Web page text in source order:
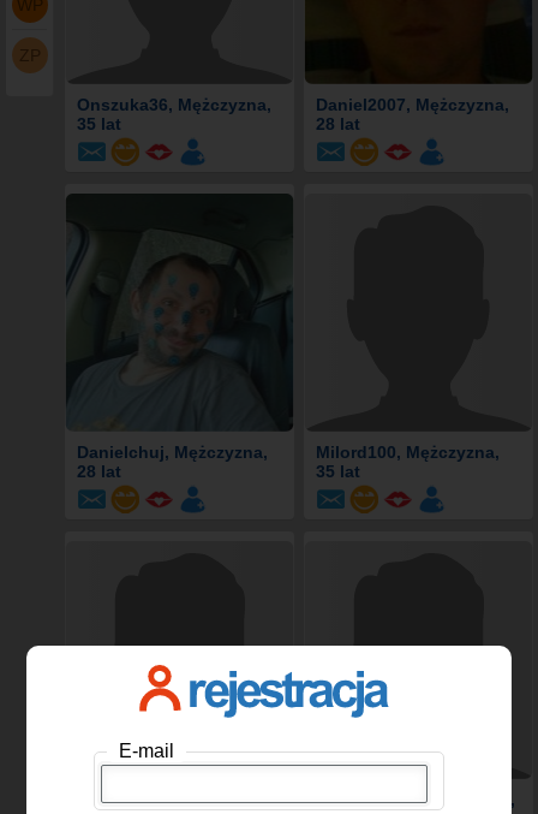
WP
Onszuka36, Mężczyzna,
35 lat
Daniel2007, Mężczyzna,
28 lat
Danielchuj, Mężczyzna,
28 lat
Milord100, Mężczyzna,
35 lat
KFGHK, Mężczyzna, 36
Oskar65472, Mężczyzna,
E-mail